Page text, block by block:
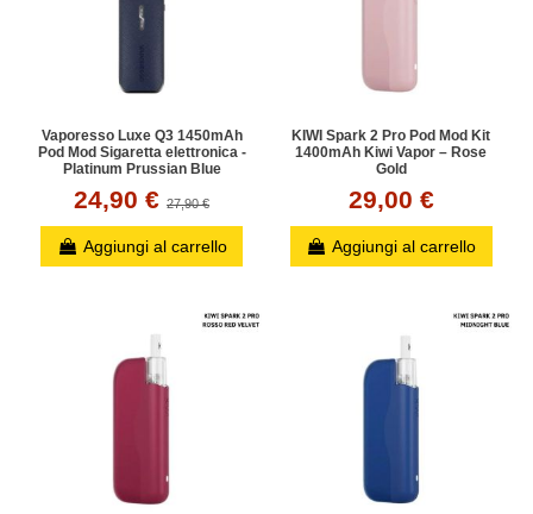
Vaporesso Luxe Q3 1450mAh
Pod Mod Sigaretta elettronica -
Platinum Prussian Blue
24,90 €27,90 €
Aggiungi al carrello
KIWI Spark 2 Pro Pod Mod Kit
1400mAh Kiwi Vapor – Rose
Gold
29,00 €
Aggiungi al carrello